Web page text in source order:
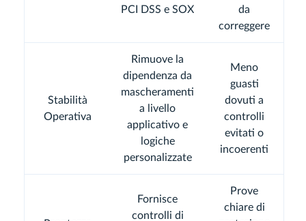
PCI DSS e SOX
da
correggere
Stabilità
Operativa
Rimuove la
dipendenza da
mascheramenti
a livello
applicativo e
logiche
personalizzate
Meno
guasti
dovuti a
controlli
evitati o
incoerenti
Fornisce
controlli di
Prove
chiare di